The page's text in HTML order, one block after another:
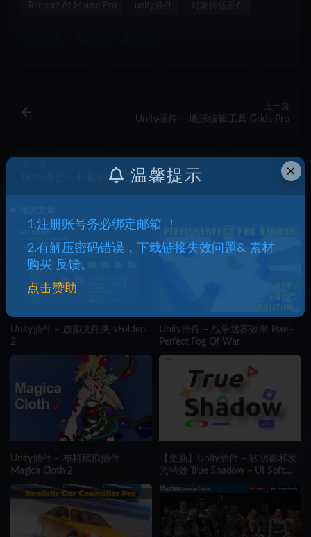
上一篇
Unity插件 – 地形编辑工具 Grids Pro
Unity角色 – 卡通游戏角色 Kero
Unity插件 – 虚拟文件夹 vFolders
2
Unity插件 – 战争迷雾效果 Pixel-
Perfect Fog Of War
Unity插件 – 布料模拟插件
Magica Cloth 2
【更新】Unity插件 – 软阴影和发
光特效 True Shadow – UI Soft
Shadow and Glow
×
温馨提示
1.注册账号务必绑定邮箱 ！
2.有解压密码错误，下载链接失效问题& 素材
购买 反馈。
点击赞助